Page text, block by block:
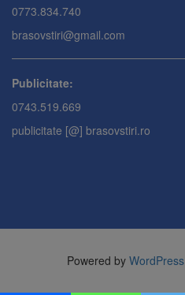
0773.834.740
brasovstiri@gmail.com
Publicitate:
0743.519.669
publicitate [@] brasovstiri.ro
Powered by WordPress